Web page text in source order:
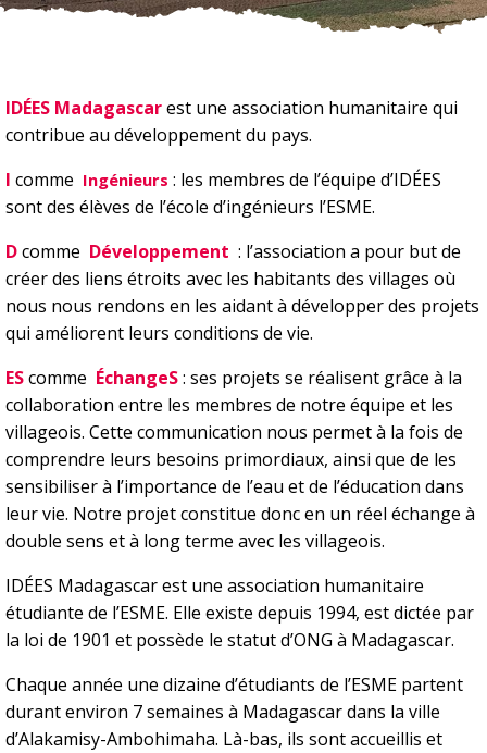
IDÉES Madagascarest une association humanitaire qui
contribue au développement du pays.
I comme Ingénieurs : les membres de l’équipe d’IDÉES
sont des élèves de l’école d’ingénieurs l’ESME.
Dcomme Développement : l’association a pour but de
créer des liens étroits avec les habitants des villages où
nous nous rendons en les aidant à développer des projets
qui améliorent leurs conditions de vie.
EScomme ÉchangeS: ses projets se réalisent grâce à la
collaboration entre les membres de notre équipe et les
villageois. Cette communication nous permet à la fois de
comprendre leurs besoins primordiaux, ainsi que de les
sensibiliser à l’importance de l’eau et de l’éducation dans
leur vie. Notre projet constitue donc en un réel échange à
double sens et à long terme avec les villageois.
IDÉES Madagascar est une association humanitaire
étudiante de l’ESME. Elle existe depuis 1994, est dictée par
la loi de 1901 et possède le statut d’ONG à Madagascar.
Chaque année une dizaine d’étudiants de l’ESME partent
durant environ 7 semaines à Madagascar dans la ville
d’Alakamisy-Ambohimaha. Là-bas, ils sont accueillis et